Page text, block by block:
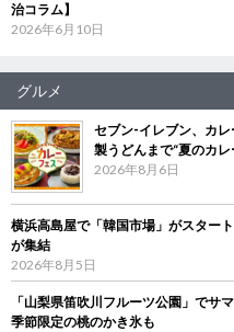
治コラム】
2026年6月10日
グルメ
セブン‐イレブン、カ
製うどんまで“夏のカ
2026年8月6日
横浜高島屋で「韓国市場」がスター
が集結
2026年8月5日
「山梨県笛吹川フルーツ公園」でサ
季節限定の桃のかき氷も